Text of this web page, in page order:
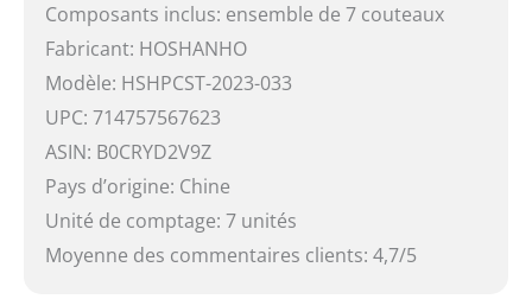
Composants inclus: ensemble de 7 couteaux
Fabricant: HOSHANHO
Modèle: HSHPCST-2023-033
UPC: 714757567623
ASIN: B0CRYD2V9Z
Pays d’origine: Chine
Unité de comptage: 7 unités
Moyenne des commentaires clients: 4,7/5